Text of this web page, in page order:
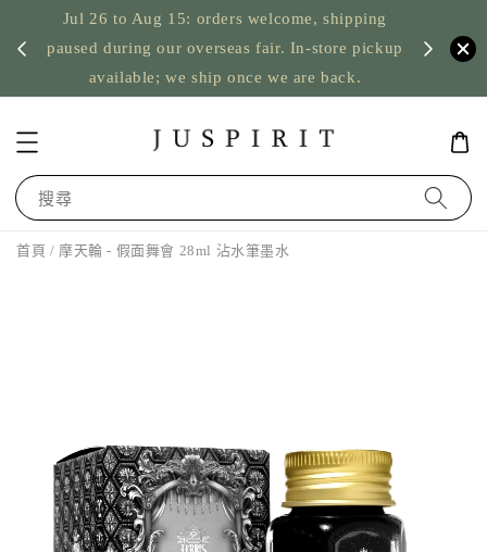
Jul 26 to Aug 15: orders welcome, shipping
paused during our overseas fair. In-store pickup
available; we ship once we are back.
US
搜尋
首頁 / 摩天輪 - 假面舞會 28ml 沾水筆墨水